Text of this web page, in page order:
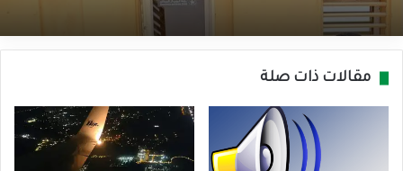
مقالات ذات صلة